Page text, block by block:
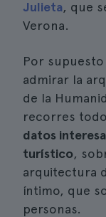
Julieta, que
Verona.
Por
admirar la
de la
recorres
datos
turístico,
arquitectura
íntimo, que
personas.